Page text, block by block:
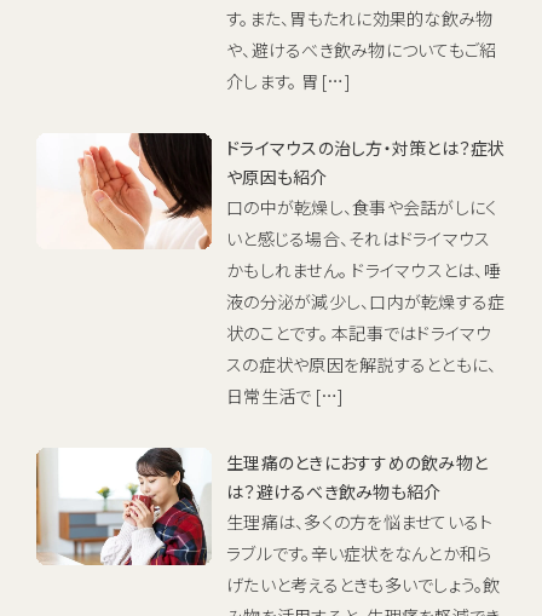
す。また、胃もたれに効果的な飲み物
や、避けるべき飲み物についてもご紹
介します。 胃 […]
ドライマウスの治し方・対策とは？症状
や原因も紹介
口の中が乾燥し、食事や会話がしにく
いと感じる場合、それはドライマウス
かもしれません。 ドライマウスとは、唾
液の分泌が減少し、口内が乾燥する症
状のことです。 本記事ではドライマウ
スの症状や原因を解説するとともに、
日常生活で […]
生理痛のときにおすすめの飲み物と
は？避けるべき飲み物も紹介
生理痛は、多くの方を悩ませているト
ラブルです。辛い症状をなんとか和ら
げたいと考えるときも多いでしょう。飲